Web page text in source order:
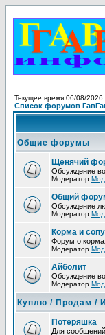
Текущее время 06/08/2026
Список форумов
Общие форумы
Щенячий
Обсуждение
Модератор
Общий
Обсуждение
Модератор
Корма и
Форум о
Модератор
Айболит
Обсуждение
Модератор
Куплю / Продам /
Потеряшка
Для